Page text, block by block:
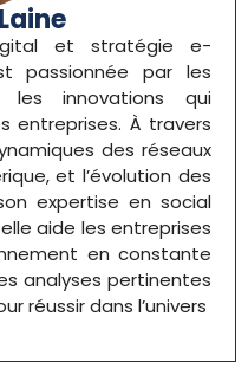
et stratégie e-
passionnée par les
les innovations qui
entreprises. À travers
des réseaux
et l’évolution des
expertise en social
aide les entreprises
en constante
analyses pertinentes
réussir dans l’univers